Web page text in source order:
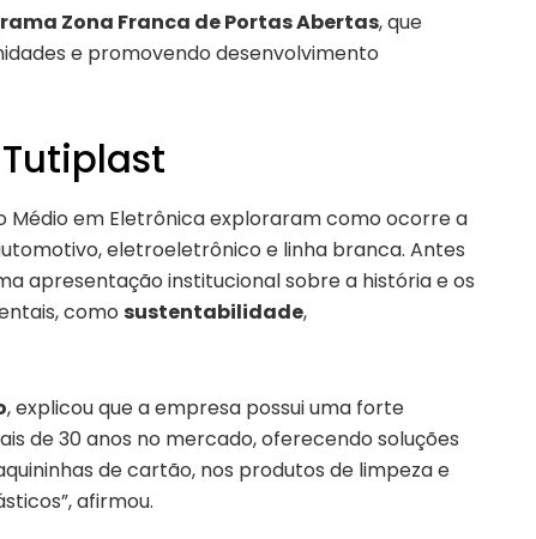
Zona Franca de Portas Abertas, que
e promovendo desenvolvimento
Médio em Eletrônica exploraram como ocorre a
eletroeletrônico e linha branca. Antes
apresentação institucional sobre a história e os
como sustentabilidade,
, explicou que a empresa possui uma forte
de 30 anos no mercado, oferecendo soluções
de cartão, nos produtos de limpeza e
afirmou.